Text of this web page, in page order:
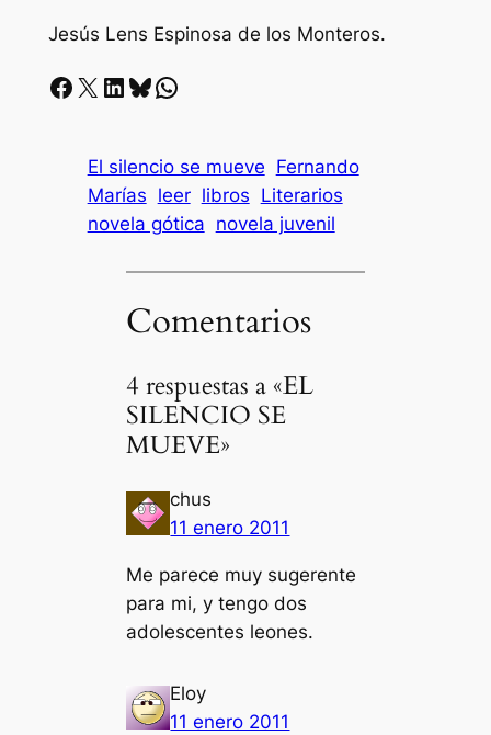
Jesús Lens Espinosa de los Monteros.
Facebook X LinkedIn Bluesky Whatsapp
El silencio se mueve Fernando
Marías leer libros Literarios
novela gótica novela juvenil
Comentarios
4 respuestas a «EL
SILENCIO SE
MUEVE»
chus
11 enero 2011
Me parece muy sugerente
para mi, y tengo dos
adolescentes leones.
Eloy
11 enero 2011